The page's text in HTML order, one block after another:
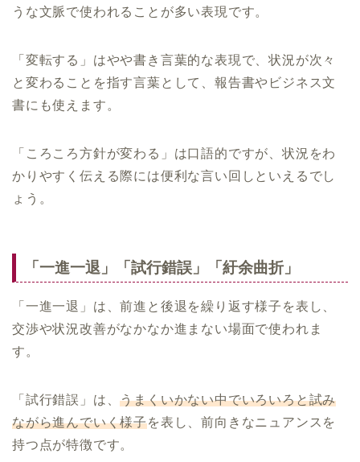
うな文脈で使われることが多い表現です。
「変転する」はやや書き言葉的な表現で、状況が次々
と変わることを指す言葉として、報告書やビジネス文
書にも使えます。
「ころころ方針が変わる」は口語的ですが、状況をわ
かりやすく伝える際には便利な言い回しといえるでし
ょう。
「一進一退」「試行錯誤」「紆余曲折」
「一進一退」は、前進と後退を繰り返す様子を表し、
交渉や状況改善がなかなか進まない場面で使われま
す。
「試行錯誤」は、うまくいかない中でいろいろと試み
ながら進んでいく様子を表し、前向きなニュアンスを
持つ点が特徴です。